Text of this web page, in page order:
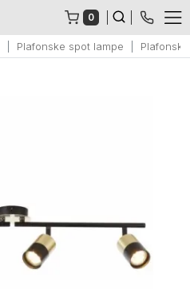
0
Plafonske spot lampe